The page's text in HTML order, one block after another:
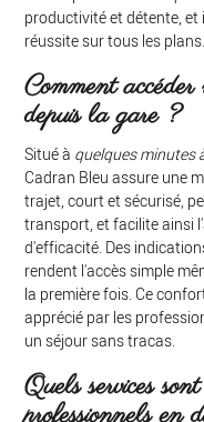
productivité et détente,
réussite sur tous les plans.
Comment
depuis la gare ?
Situé à quelques minutes
Cadran Bleu assure une
trajet, court et sécurisé,
transport, et facilite ainsi
d'efficacité. Des
rendent l'accès simple
la première fois. Ce
apprécié par les
un séjour sans tracas.
Quels services